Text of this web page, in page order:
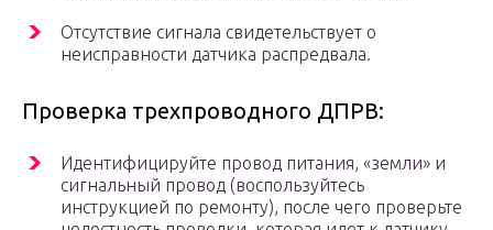
Отсутствие сигнала свидетельствует о
неисправности датчика распредвала.
Проверка трехпроводного ДПРВ:
Идентифицируйте провод питания, «земли» и
сигнальный провод (воспользуйтесь
инструкцией по ремонту), после чего проверьте